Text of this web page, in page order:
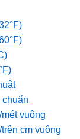
vuông
cm vuông